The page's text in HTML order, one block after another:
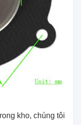
kho, chúng tôi